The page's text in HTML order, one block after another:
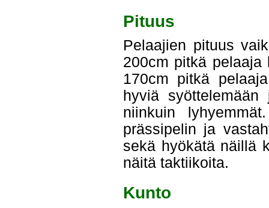
Pituus
Pelaajien pituus
200cm pitkä pelaaja
170cm pitkä
hyviä
niinkuin
prässipelin ja
sekä hyökätä näillä
näitä taktiikoita.
Kunto